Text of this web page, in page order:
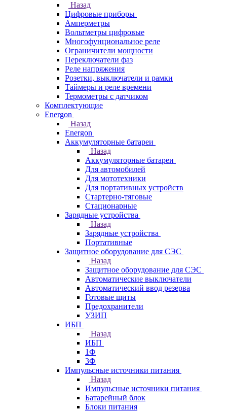
Назад
Цифровые приборы
Амперметры
Вольтметры цифровые
Многофунциональное реле
Ограничители мощности
Переключатели фаз
Реле напряжения
Розетки, выключатели и рамки
Таймеры и реле времени
Термометры c датчиком
Комплектующие
Energon
Назад
Energon
Аккумуляторные батареи
Назад
Аккумуляторные батареи
Для автомобилей
Для мототехники
Для портативных устройств
Стартерно-тяговые
Стационарные
Зарядные устройства
Назад
Зарядные устройства
Портативные
Защитное оборудование для СЭС
Назад
Защитное оборудование для СЭС
Автоматические выключатели
Автоматический ввод резерва
Готовые щиты
Предохранители
УЗИП
ИБП
Назад
ИБП
1Ф
3Ф
Импульсные источники питания
Назад
Импульсные источники питания
Батарейный блок
Блоки питания